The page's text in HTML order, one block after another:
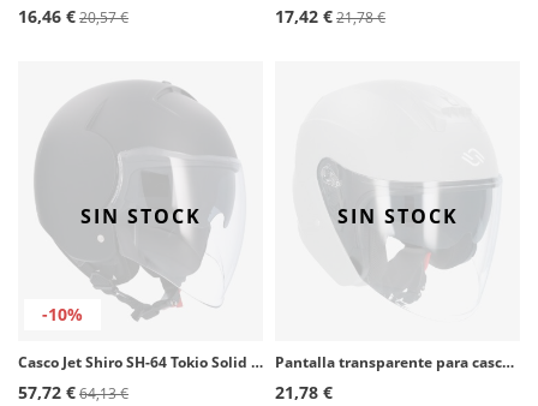
16,46 €20,57 € 17,42 €21,78 €
-10%
SIN STOCK
Casco Jet Shiro SH-64 Tokio Solid negro mate
57,72 €64,13 €
SIN STOCK
Pantalla transparente para casco Shiro SH-451
21,78 €